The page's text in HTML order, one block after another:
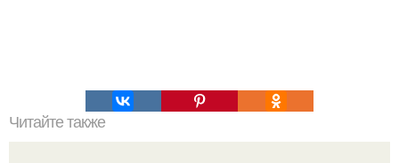
Читайте также